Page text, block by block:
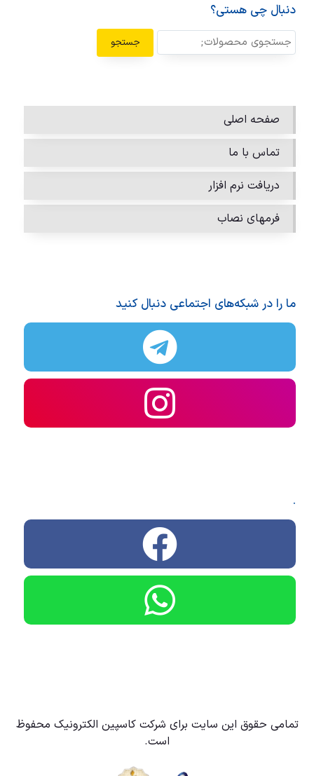
دنبال چی هستی؟
جستجو
صفحه اصلی
تماس با ما
دریافت نرم افزار
فرمهای نصاب
ما را در شبکه‌های اجتماعی دنبال کنید
.
تمامی حقوق این سایت برای شرکت کاسپین الکترونیک محفوظ
است.